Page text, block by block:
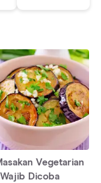
Vegetarian
Dicoba